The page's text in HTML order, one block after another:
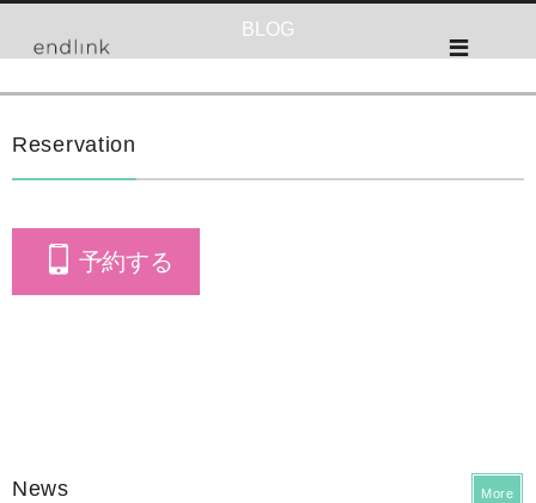
BLOG
Reservation
予約する
News More